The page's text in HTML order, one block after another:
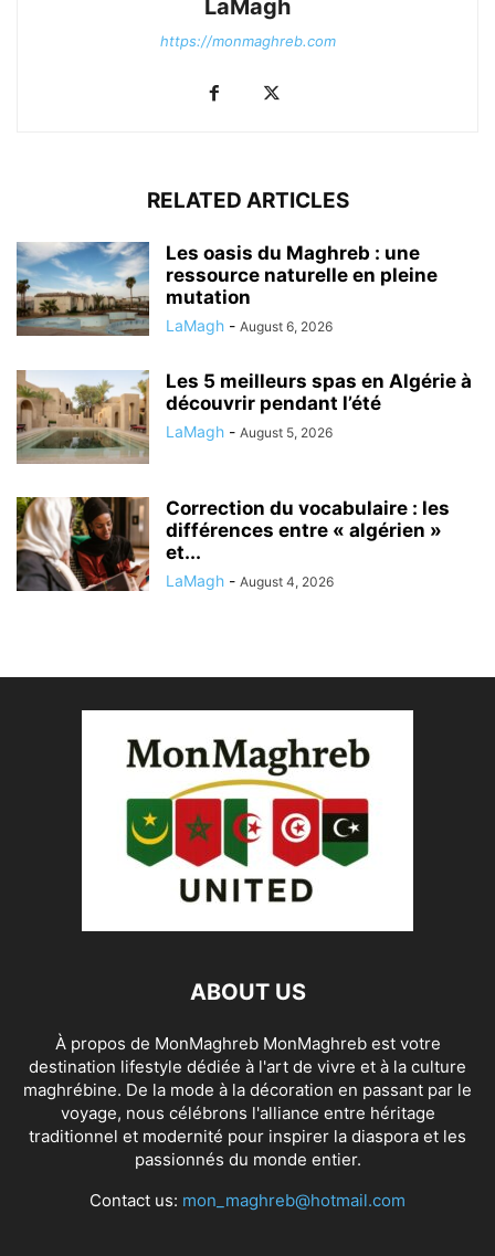
LaMagh
https://monmaghreb.com
RELATED ARTICLES
Les oasis du Maghreb : une
ressource naturelle en pleine
mutation
LaMagh - August 6, 2026
Les 5 meilleurs spas en Algérie à
découvrir pendant l’été
LaMagh - August 5, 2026
Correction du vocabulaire : les
différences entre « algérien »
et...
LaMagh - August 4, 2026
ABOUT US
À propos de MonMaghreb MonMaghreb est votre
destination lifestyle dédiée à l'art de vivre et à la culture
maghrébine. De la mode à la décoration en passant par le
voyage, nous célébrons l'alliance entre héritage
traditionnel et modernité pour inspirer la diaspora et les
passionnés du monde entier.
Contact us: mon_maghreb@hotmail.com